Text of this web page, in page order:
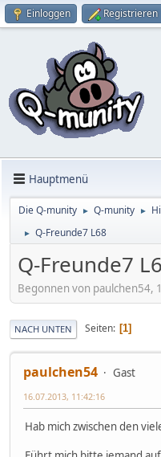
Einloggen Registrieren
Hauptmenü
Die Q-munity ► Q-munity ►
► Q-Freunde7 L68
Q-Freunde7
Begonnen von paulchen54,
NACH UNTEN Seiten 1
paulchen54 Gast
16.07.2013, 11:42:16
Hab mich zwischen den